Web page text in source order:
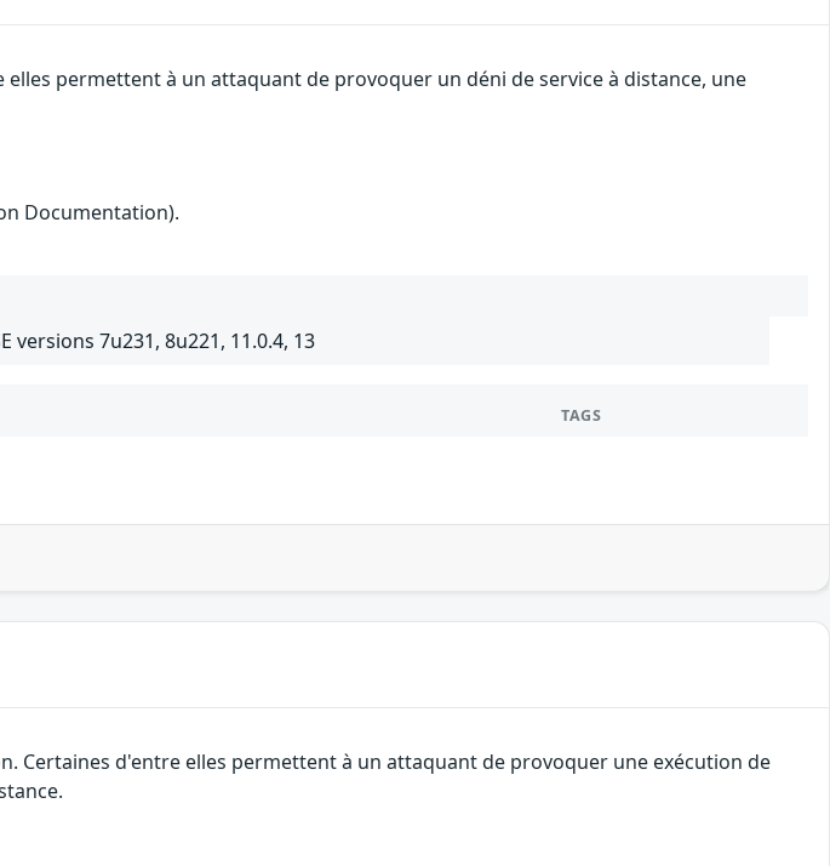
permettent à un attaquant de provoquer un déni de service à distance, une
Documentation).
versions 7u231, 8u221, 11.0.4, 13
TAGS
Certaines d'entre elles permettent à un attaquant de provoquer une exécution de